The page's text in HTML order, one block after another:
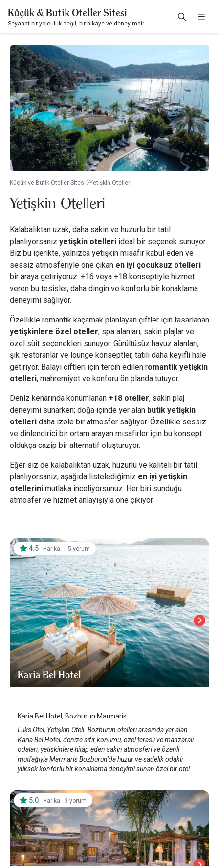
Küçük & Butik Oteller Sitesi
Seyahat bir yolculuk değil, bir hikâye ve deneyimdir
Küçük ve Butik Oteller Sitesi Yetişkin Otelleri
Yetişkin Otelleri
Kalabalıktan uzak, daha sakin ve huzurlu bir tatil
planlıyorsanız yetişkin otelleri ideal bir seçenek sunuyor.
Biz bu içerikte, yalnızca yetişkin misafir kabul eden ve
sessiz atmosferiyle öne çıkan en iyi çocuksuz otelleri
bir araya getiriyoruz. +16 veya +18 konseptiyle hizmet
veren bu tesisler, daha dingin ve konforlu bir konaklama
deneyimi sağlıyor.
Özellikle romantik kaçamak planlayan çiftler için tasarlanan
yetişkinlere özel oteller, spa alanları, sakin plajlar ve
özel süit seçenekleri sunuyor. Gürültüsüz havuz alanları,
şık restoranlar ve lounge konseptler, tatili daha keyifli hale
getiriyor. Balayı çiftleri için tercih edilen romantik yetişkin
otelleri, mahremiyet ve konforu ön planda tutuyor.
Deniz kenarında konumlanan +18 oteller, sakin plaj
deneyimi sunarken; doğa içinde yer alan butik yetişkin
otelleri daha izole bir atmosfer sağlıyor. Özellikle sessiz
ve dinlendirici bir ortam arayan misafirler için bu konsept
oldukça cazip bir alternatif oluşturuyor.
Eğer siz de kalabalıktan uzak, huzurlu ve kaliteli bir tatil
planlıyorsanız, aşağıda listelediğimiz en iyi yetişkin
otellerini mutlaka inceliyorsunuz. Her biri sunduğu
atmosfer ve hizmet anlayışıyla öne çıkıyor.
Karia Bel Hotel
4.5 · Harika · 15 yorum
Karia Bel Hotel, Bozburun Marmaris
Lüks Otel, Yetişkin Oteli. Bozburun otelleri arasında yer alan
Karia Bel Hotel, denize sıfır konumu, özel teraslı ve manzaralı
odaları, yetişkinlere hitap eden sakin atmosferi ve özenli
mutfağıyla Marmaris Bozburun’da huzur ve sadelik odaklı
yüksek konforlu bir konaklama deneyimi sunan özel bir otel.
5.0 · Harika · 3 yorum